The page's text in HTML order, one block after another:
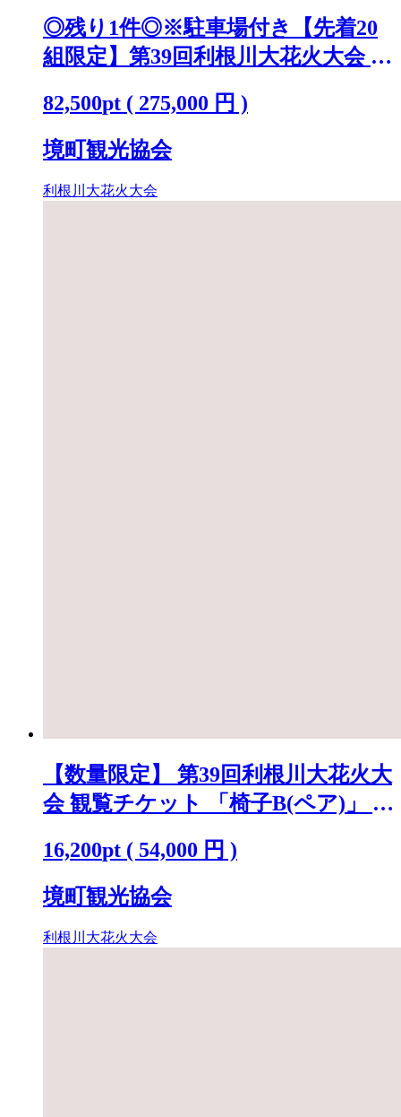
◎残り1件◎※駐車場付き【先着20
組限定】第39回利根川大花火大会 観
(ペア)] K2442
82,500pt ( 275,000 円 )
境町観光協会
利根川大花火大会
【数量限定】 第39回利根川大花火大
会 観覧チケット 「椅子B(ペア)」 ※
16,200pt ( 54,000 円 )
境町観光協会
利根川大花火大会